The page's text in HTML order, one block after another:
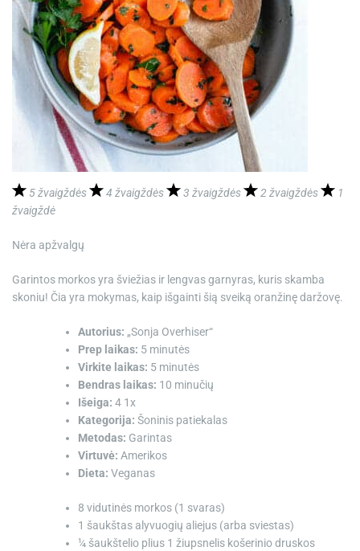
5 žvaigždės 4 žvaigždės 3 žvaigždės 2 žvaigždės
1
žvaigždė
Nėra apžvalgų
Garintos morkos yra šviežias ir lengvas garnyras, kuris skamba
skoniu! Čia yra mokymas, kaip išgainti šią sveiką oranžinę daržovę.
Autorius: „Sonja Overhiser“
Prep laikas: 5 minutės
Virkite laikas: 5 minutės
Bendras laikas: 10 minučių
Išeiga: 4 1x
Kategorija: Šoninis patiekalas
Metodas: Garintas
Virtuvė: Amerikos
Dieta: Veganas
8 vidutinės morkos (1 svaras)
1 šaukštas alyvuogių aliejus (arba sviestas)
¼ šaukštelio plius 1 žiupsnelis košerinio druskos